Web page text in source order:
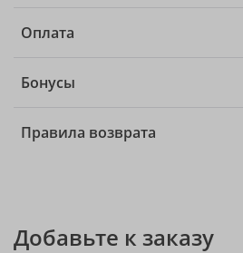
Оплата
Бонусы
Правила возврата
Добавьте к заказу